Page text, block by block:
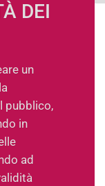
DEI
un
pubblico,
in
ad